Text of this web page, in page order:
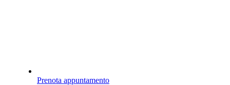
Prenota appuntamento